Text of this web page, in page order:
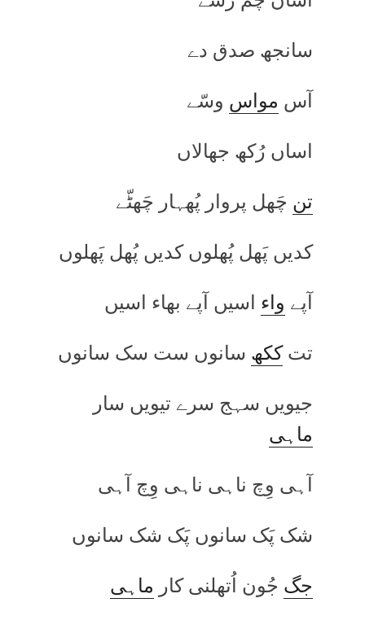
سانجھ صدق دے
آس مواس وسّے
اساں رُکھ جھالاں
تن چَھل پروار پُھہار چَھٹّے
کدیں پَھل پُھلوں کدیں پُھل پَھلوں
آپے واء اسیں آپے بھاء اسیں
تتککھ سانوں ست سک سانوں
جیویں سہج سرے تیویں سار
ماہی
آہی وِچ ناہی ناہی وِچ آہی
شک پَک سانوں پَک شک سانوں
جگ جُون اُتھلنی کار ماہی